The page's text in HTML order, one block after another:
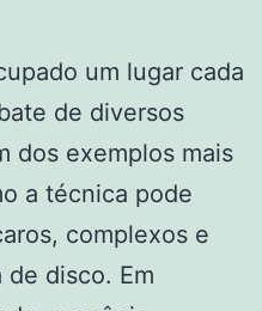
um lugar cada
de diversos
dos exemplos mais
a técnica pode
complexos e
disco. Em